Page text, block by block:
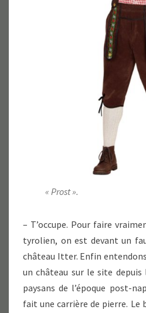
« Prost ».
– T’occupe. Pour faire
tyrolien, on est devant un
château Itter. Enfin
un château sur le site depuis
paysans de l’époque post-
fait une carrière de pierre. Le